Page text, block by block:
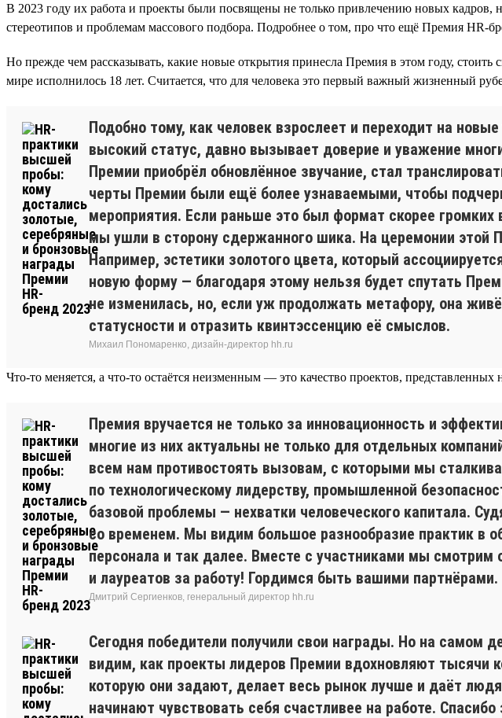
В 2023 году их работа и проекты были посвящены не только привлечению новых
стереотипов и проблемам массового подбора. Подробнее о том, про что ещё Премия HR-
Но прежде чем рассказывать, какие новые открытия принесла Премия в этом году,
мире исполнилось 18 лет. Считается, что для человека это первый важный жизненный
Подобно тому, как человек взрослеет и переходит на
высокий статус, давно вызывает доверие и уважение
Премии приобрёл обновлённое звучание, стал
черты Премии были ещё более узнаваемыми, чтобы
мероприятия. Если раньше это был формат скорее
мы ушли в сторону сдержанного шика. На церемонии этой
Например, эстетики золотого цвета, который
новую форму — благодаря этому нельзя будет спутать
не изменилась, но, если уж продолжать метафору, она
статусности и отразить квинтэссенцию её смыслов.
Михаил Пономаренко, дизайн-директор hh.ru
Что-то меняется, а что-то остаётся неизменным — это качество проектов,
Премия вручается не только за инновационность и
многие из них актуальны не только для отдельных
всем нам противостоять вызовам, с которыми мы
по технологическому лидерству, промышленной
базовой проблемы — нехватки человеческого капитала.
со временем. Мы видим большое разнообразие практик в
персонала и так далее. Вместе с участниками мы смотрим
и лауреатов за работу! Гордимся быть вашими партнёрами.
Дмитрий Сергиенков, генеральный директор hh.ru
Сегодня победители получили свои награды. Но на самом
видим, как проекты лидеров Премии вдохновляют тысячи
которую они задают, делает весь рынок лучше и даёт
начинают чувствовать себя счастливее на работе.